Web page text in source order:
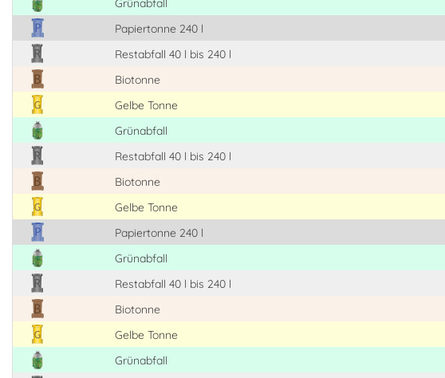
Grünabfall
Papiertonne 240 l
Restabfall 40 l bis 240 l
Biotonne
Gelbe Tonne
Grünabfall
Restabfall 40 l bis 240 l
Biotonne
Gelbe Tonne
Papiertonne 240 l
Grünabfall
Restabfall 40 l bis 240 l
Biotonne
Gelbe Tonne
Grünabfall